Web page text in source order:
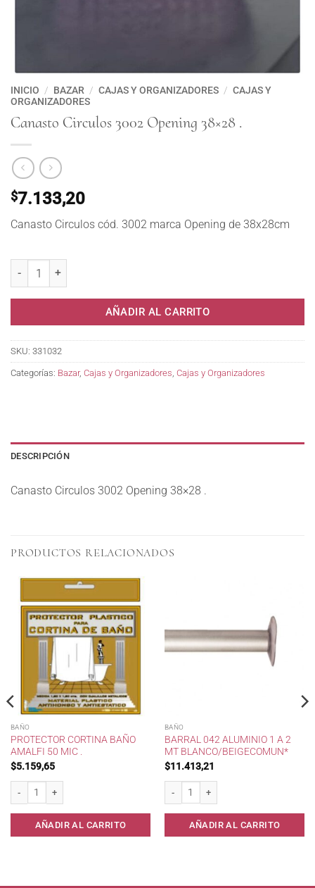
INICIO / BAZAR / CAJAS Y ORGANIZADORES / CAJAS Y
ORGANIZADORES
Canasto Circulos 3002 Opening 38×28 .
$7.133,20
Canasto Circulos cód. 3002 marca Opening de 38x28cm
AÑADIR AL CARRITO
SKU: 331032
Categorías: Bazar, Cajas y Organizadores Cajas y Organizadores
DESCRIPCIÓN
Canasto Circulos 3002 Opening 38×28 .
PRODUCTOS RELACIONADOS
BAÑO
PROTECTOR CORTINA BAÑO
AMALFI 50 MIC .
$5.159,65
AÑADIR AL CARRITO
BAÑO
BARRAL 042 ALUMINIO 1 A 2
MT BLANCO/BEIGECOMUN*
$11.413,21
AÑADIR AL CARRITO